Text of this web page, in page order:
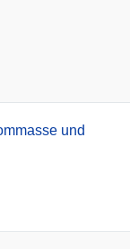
und